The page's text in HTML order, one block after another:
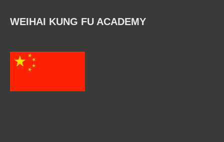
WEIHAI KUNG FU ACADEMY